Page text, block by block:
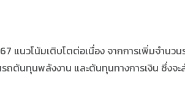
แนวโน้มเติบโตต่อเนื่อง จากการเพิ่มจำน
ต้นทุนพลังงาน และต้นทุนทางการเงิน ซึ่งจ